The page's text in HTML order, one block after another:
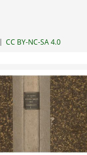
| CC BY-NC-SA 4.0